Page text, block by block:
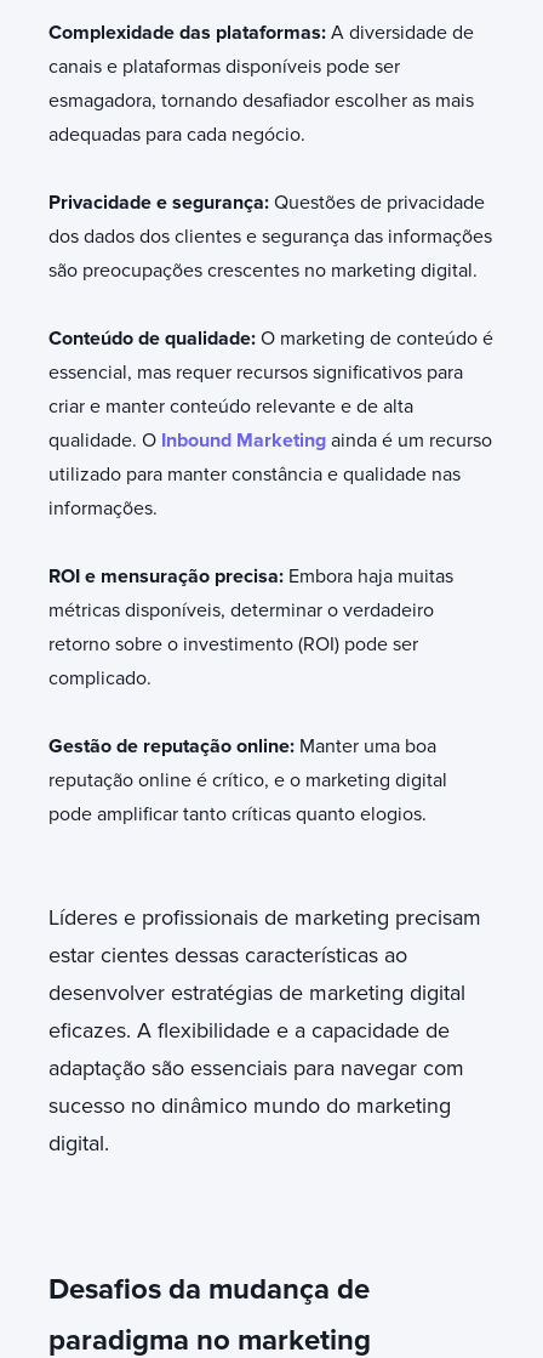
Complexidade das plataformas: A diversidade de
canais e plataformas disponíveis pode ser
esmagadora, tornando desafiador escolher as mais
adequadas para cada negócio.
Privacidade e segurança: Questões de privacidade
dos dados dos clientes e segurança das informações
são preocupações crescentes no marketing digital.
Conteúdo de qualidade: O marketing de conteúdo é
essencial, mas requer recursos significativos para
criar e manter conteúdo relevante e de alta
qualidade. O Inbound Marketing ainda é um recurso
utilizado para manter constância e qualidade nas
informações.
ROI e mensuração precisa: Embora haja muitas
métricas disponíveis, determinar o verdadeiro
retorno sobre o investimento (ROI) pode ser
complicado.
Gestão de reputação online: Manter uma boa
reputação online é crítico, e o marketing digital
pode amplificar tanto críticas quanto elogios.
Líderes e profissionais de marketing precisam
estar cientes dessas características ao
desenvolver estratégias de marketing digital
eficazes. A flexibilidade e a capacidade de
adaptação são essenciais para navegar com
sucesso no dinâmico mundo do marketing
digital.
Desafios da mudança de
paradigma no marketing